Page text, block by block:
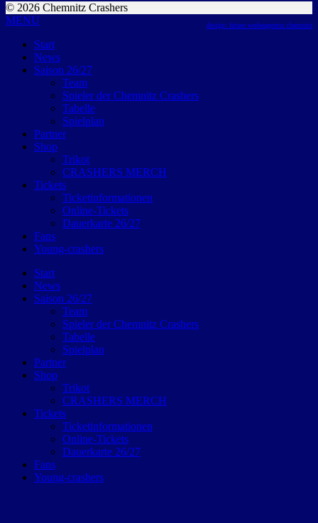
© 2026 Chemnitz Crashers
design: future werbeagentur chemnitz
MENU
Start
News
Saison 26/27
Team
Spieler der Chemnitz Crashers
Tabelle
Spielplan
Partner
Shop
Trikot
CRASHERS MERCH
Tickets
Ticketinformationen
Online-Tickets
Dauerkarte 26/27
Fans
Young-crashers
Start
News
Saison 26/27
Team
Spieler der Chemnitz Crashers
Tabelle
Spielplan
Partner
Shop
Trikot
CRASHERS MERCH
Tickets
Ticketinformationen
Online-Tickets
Dauerkarte 26/27
Fans
Young-crashers